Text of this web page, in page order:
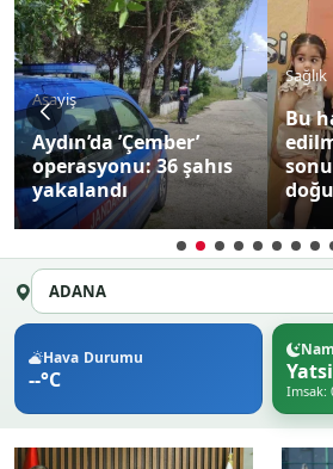
Asayiş
Aydın’da ’Çember’
operasyonu: 36 şahıs
yakalandı
Sağlık
Bu
Hava Durumu
--°C Imsak: